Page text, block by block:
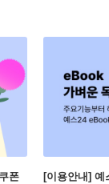
폰 [이용안내]